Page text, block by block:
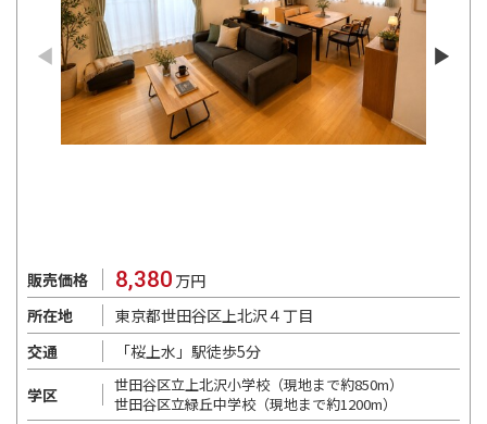
販売価格 8,380 万円
所在地
東京都世田谷区上北沢４丁目
交通
「桜上水」駅徒歩5分
学区
世田谷区立上北沢小学校（現地まで約850m）
世田谷区立緑丘中学校（現地まで約1200m）